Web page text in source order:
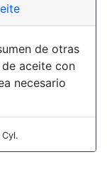
de otras
aceite con
necesario